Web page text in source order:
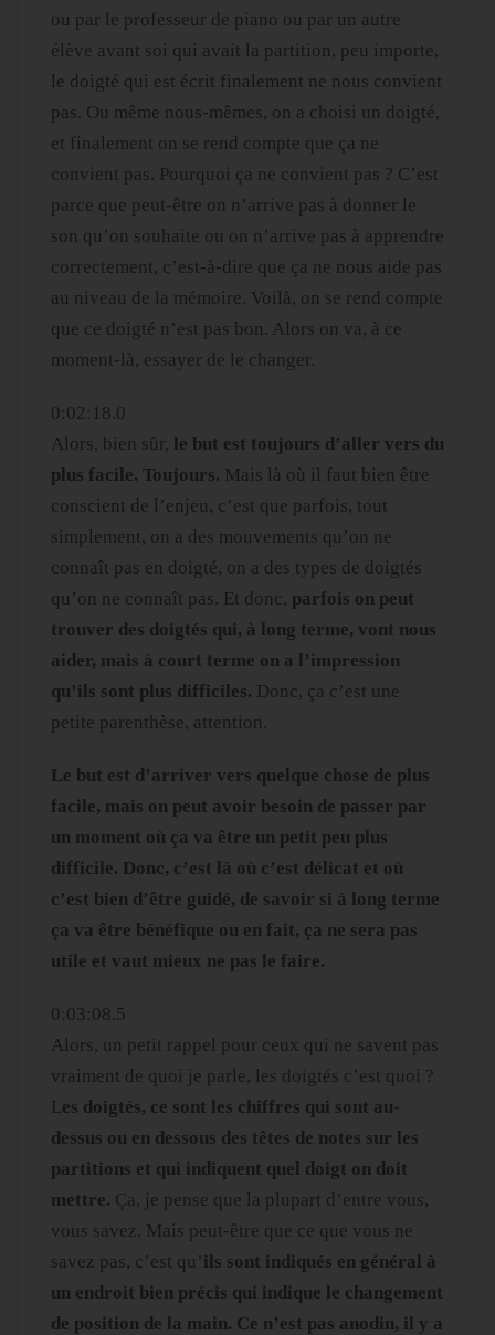
ou par le professeur de piano ou par un autre
élève avant soi qui avait la partition, peu importe,
le doigté qui est écrit finalement ne nous convient
pas. Ou même nous-mêmes, on a choisi un doigté,
et finalement on se rend compte que ça ne
convient pas. Pourquoi ça ne convient pas ? C’est
parce que peut-être on n’arrive pas à donner le
son qu’on souhaite ou on n’arrive pas à apprendre
correctement, c’est-à-dire que ça ne nous aide pas
au niveau de la mémoire. Voilà, on se rend compte
que ce doigté n’est pas bon. Alors on va, à ce
moment-là, essayer de le changer.
0:02:18.0
Alors, bien sûr, le but est toujours d’aller vers du
plus facile. Toujours. Mais là où il faut bien être
conscient de l’enjeu, c’est que parfois, tout
simplement, on a des mouvements qu’on ne
connaît pas en doigté, on a des types de doigtés
qu’on ne connaît pas. Et donc, parfois on peut
trouver des doigtés qui, à long terme, vont nous
aider, mais à court terme on a l’impression
qu’ils sont plus difficiles. Donc, ça c’est une
petite parenthèse, attention.
Le but est d’arriver vers quelque chose de plus
facile, mais on peut avoir besoin de passer par
un moment où ça va être un petit peu plus
difficile. Donc, c’est là où c’est délicat et où
c’est bien d’être guidé, de savoir si à long terme
ça va être bénéfique ou en fait, ça ne sera pas
utile et vaut mieux ne pas le faire.
0:03:08.5
Alors, un petit rappel pour ceux qui ne savent pas
vraiment de quoi je parle, les doigtés c’est quoi ?
L es doigtés, ce sont les chiffres qui sont au-
dessus ou en dessous des têtes de notes sur les
partitions et qui indiquent quel doigt on doit
mettre. Ça, je pense que la plupart d’entre vous,
vous savez. Mais peut-être que ce que vous ne
savez pas, c’est qu’ils sont indiqués en général à
un endroit bien précis qui indique le changement
de position de la main. Ce n’est pas anodin, il y a